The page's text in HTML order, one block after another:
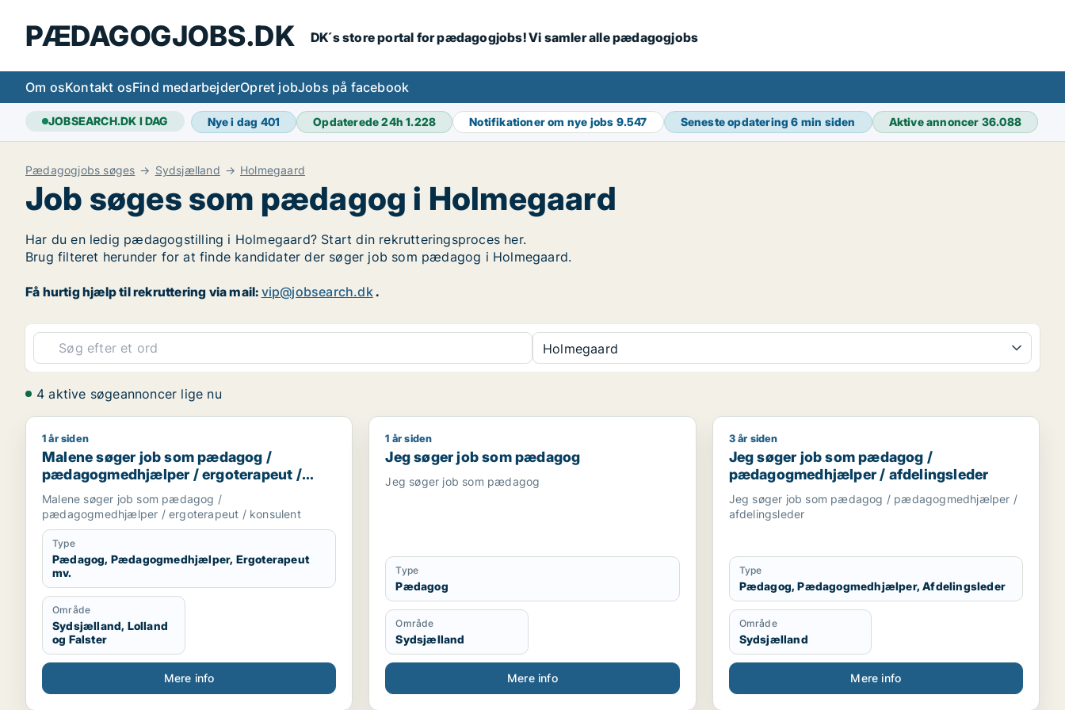
PÆDAGOGJOBS.DK DK´s store portal for pædagogjobs! Vi samler alle pædagogjobs
Om osKontakt osFind medarbejderOpret jobJobs på facebook
JOBSEARCH.DK I DAG Nye i dag 401 Opdaterede 24h1.228 Notifikationer om nye jobs 9.547 Seneste opdatering6 min siden Aktive annoncer 36.088
Pædagogjobs søges Sydsjælland Holmegaard
Job søges som pædagog i Holmegaard
Har du en ledig pædagogstilling i Holmegaard? Start din rekrutteringsproces her.
Brug filteret herunder for at finde kandidater der søger job som pædagog i Holmegaard.
Få hurtig hjælp til rekruttering via mail: vip@jobsearch.dk.
Holmegaard
4 aktive søgeannoncer lige nu
Malene søger job som pædagog / pædagogmedhjælper / ergoterapeut / konsulent
1 år siden
Malene søger job som pædagog /
pædagogmedhjælper / ergoterapeut /
konsulent
Malene søger job som pædagog /
pædagogmedhjælper / ergoterapeut / konsulent
Type
Pædagog, Pædagogmedhjælper, Ergoterapeut
mv.
Område
Sydsjælland, Lolland
og Falster
Mere info
Jeg søger job som pædagog
1 år siden
Jeg søger job som pædagog
Jeg søger job som pædagog
Type
Pædagog
Område
Sydsjælland
Mere info
Jeg søger job som pædagog / pædagogmedhjælper /
3 år siden
Jeg søger job som pædagog /
pædagogmedhjælper / afdelingsleder
Jeg søger job som pædagog / pædagogmedhjælper /
afdelingsleder
Type
Pædagog, Pædagogmedhjælper, Afdelingsleder
Område
Sydsjælland
Mere info